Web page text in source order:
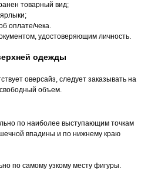
товарный вид;
оплате/чека.
удостоверяющим личность.
одежды
оверсайз, следует заказывать на
объем.
по наиболее выступающим точкам
впадины и по нижнему краю
по самому узкому месту фигуры.